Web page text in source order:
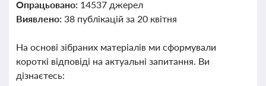
Опрацьовано: 14537 джерел
Виявлено: 38 публікацій за 20 квітня
На основі зібраних матеріалів ми сформували
короткі відповіді на актуальні запитання. Ви
дізнаєтесь: